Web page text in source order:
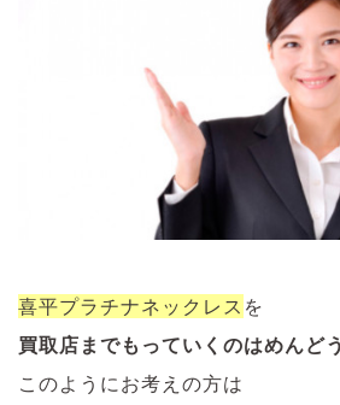
喜平プラチナネックレス を
買取店までもっていくのはめんど
このようにお考えの方は